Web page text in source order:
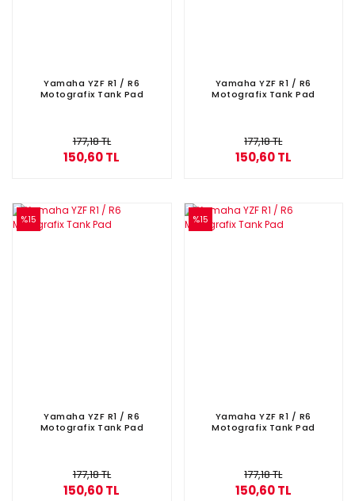
Yamaha YZF R1 / R6
Motografix Tank Pad
177,18 TL
150,60 TL
Yamaha YZF R1 / R6
Motografix Tank Pad
177,18 TL
150,60 TL
%15
Yamaha YZF R1 / R6
Motografix Tank Pad
177,18 TL
150,60 TL
%15
Yamaha YZF R1 / R6
Motografix Tank Pad
177,18 TL
150,60 TL